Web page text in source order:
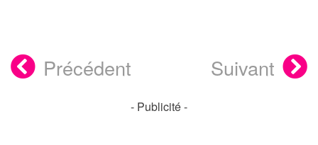
Précédent Suivant
- Publicité -